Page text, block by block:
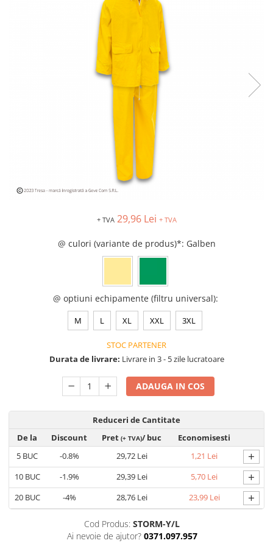
Costume | Combinezoane
Pelerine | Jachete Impermeabile
Imbracaminte TERMOIZOLANTĂ
Costume | Combinezoane
Îmbrăcăminte REFLECTORIZANTĂ
(HI-VIS)
Pantaloni si salopete reflectorizante
Costume reflectorizante (HI-VIS)
Veste reflectorizante (HI-VIS)
Tricouri si bluze reflectorizante (HI-
Accesorii reflectorizante (HI-VIS)
Îmbrăcăminte ANTICHIMICĂ |
Costume | Combinezoane
Antichimice | Multirisc
Halate | Sorturi Antichimice |
Multirisc
Jachete | Bluze Antichimice |
Multirisc
Pantaloni Antichimici | Multirisc
Îmbrăcăminte IGNIFUGĂ (ANTI-
Jambiere Ignifuge
+ TVA 29,96 Lei + TVA
@ culori (variante de produs)*: Galben
@ optiuni echipamente (filtru universal):
M L XL XXL 3XL
STOC PARTENER
Durata de livrare: Livrare in 3 - 5 zile lucratoare
ADAUGA IN COS
Reduceri de Cantitate
De la
Discount Pret (+ TVA)/ buc
Economisesti
5 BUC -0.8% 29,72 Lei 1,21 Lei +
10BUC -1.9% 29,39 Lei 5,70 Lei +
20BUC -4% 28,76 Lei 23,99 Lei +
Cod Produs: STORM-Y/L
Ai nevoie de ajutor? 0371.097.957